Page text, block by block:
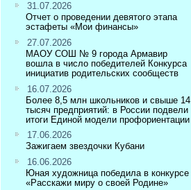
31.07.2026
Отчет о проведении девятого этапа
эстафеты «Мои финансы»
27.07.2026
МАОУ СОШ № 9 города Армавир
вошла в число победителей Конкурса
инициатив родительских сообществ
16.07.2026
Более 8,5 млн школьников и свыше 14
тысяч предприятий: в России подвели
итоги Единой модели профориентации
17.06.2026
Зажигаем звездочки Кубани
16.06.2026
Юная художница победила в конкурсе
«Расскажи миру о своей Родине»